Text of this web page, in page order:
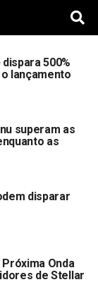
500%
lançamento
superam as
as
disparar
Onda
de Stellar